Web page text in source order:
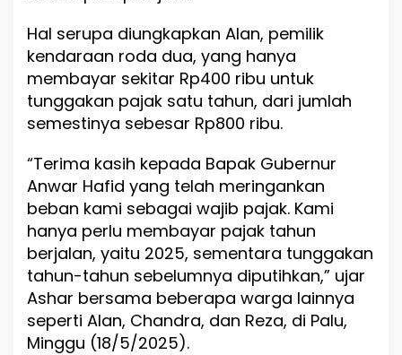
K
B
Hal serupa diungkapkan Alan, pemilik
kendaraan roda dua, yang hanya
membayar sekitar Rp400 ribu untuk
tunggakan pajak satu tahun, dari jumlah
semestinya sebesar Rp800 ribu.
“Terima kasih kepada Bapak Gubernur
Anwar Hafid yang telah meringankan
beban kami sebagai wajib pajak. Kami
hanya perlu membayar pajak tahun
berjalan, yaitu 2025, sementara tunggakan
tahun-tahun sebelumnya diputihkan,” ujar
Ashar bersama beberapa warga lainnya
seperti Alan, Chandra, dan Reza, di Palu,
Minggu (18/5/2025).